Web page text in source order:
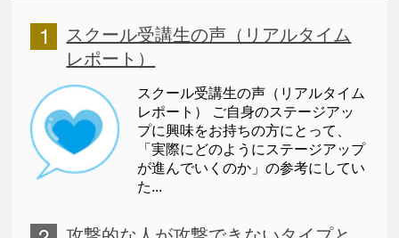
スクール受講生の声（リアルタイム
レポート）
スクール受講生の声（リアルタイム
レポート） ご自身のステージアッ
プに興味をお持ちの方にとって、
「実際にどのようにステージアップ
が進んでいくのか」の参考にしてい
た...